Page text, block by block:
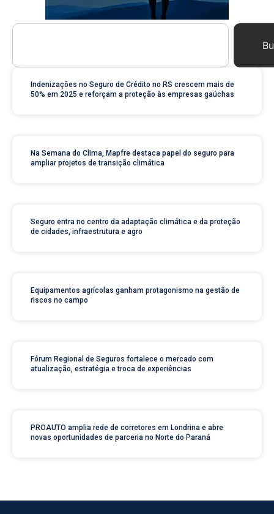
Indenizações no Seguro de Crédito no RS crescem mais de
50% em 2025 e reforçam a proteção às empresas gaúchas
Na Semana do Clima, Mapfre destaca papel do seguro para
ampliar projetos de transição climática
Seguro entra no centro da adaptação climática e da proteção
de cidades, infraestrutura e agro
Equipamentos agrícolas ganham protagonismo na gestão de
riscos no campo
Fórum Regional de Seguros fortalece o mercado com
atualização, estratégia e troca de experiências
PROAUTO amplia rede de corretores em Londrina e abre
novas oportunidades de parceria no Norte do Paraná